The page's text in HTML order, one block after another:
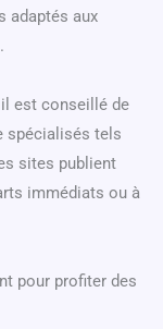
adaptés aux
est conseillé de
spécialisés tels
sites publient
immédiats ou à
pour profiter des